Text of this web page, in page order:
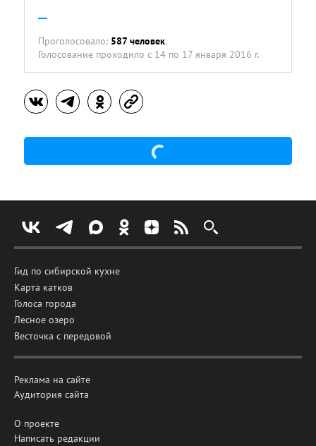
Проголосовало: 587 человек.
Голосование проходило с 14 по 17 января 2016 г.
Гид по сибирской кухне
Карта катков
Голоса города
Лесное озеро
Весточка с передовой
Реклама на сайте
Аудитория сайта
О проекте
Написать редакции